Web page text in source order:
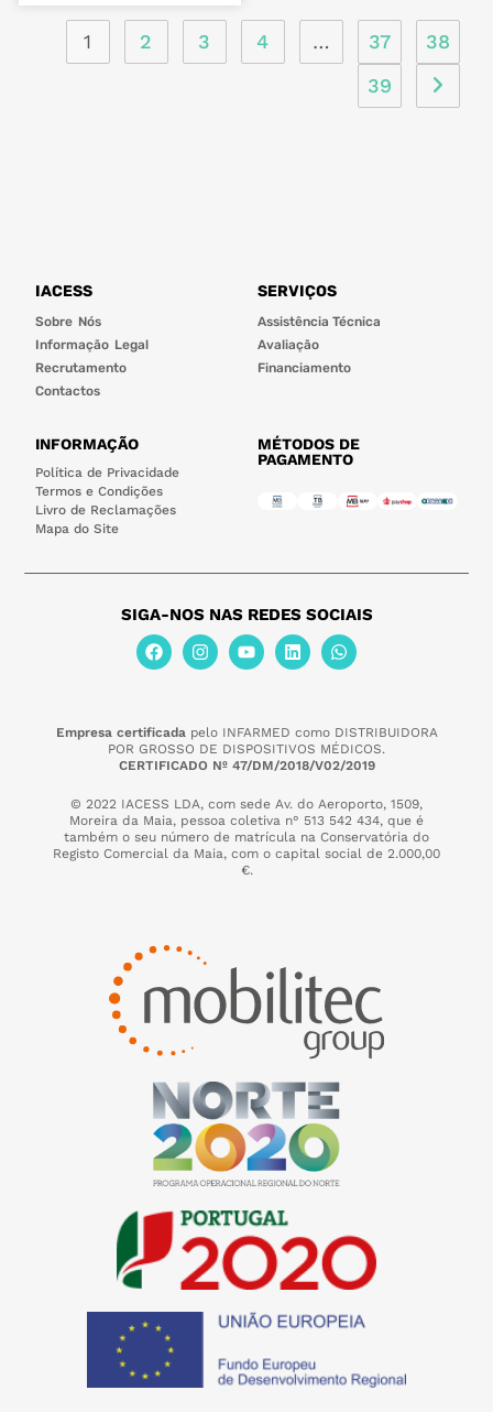
1 2 3 4 … 37
38
39
IACESS
Sobre Nós
Informação Legal
Recrutamento
Contactos
SERVIÇOS
Assistência Técnica
Avaliação
Financiamento
INFORMAÇÃO
Política de Privacidade
Termos e Condições
Livro de Reclamações
Mapa do Site
MÉTODOS DE
PAGAMENTO
SIGA-NOS NAS REDES SOCIAIS
Empresa certificada pelo INFARMED como DISTRIBUIDORA
POR GROSSO DE DISPOSITIVOS MÉDICOS.
CERTIFICADO Nº 47/DM/2018/V02/2019
© 2022 IACESS LDA, com sede Av. do Aeroporto, 1509,
Moreira da Maia, pessoa coletiva n° 513 542 434, que é
também o seu número de matrícula na Conservatória do
Registo Comercial da Maia, com o capital social de 2.000,00
€.